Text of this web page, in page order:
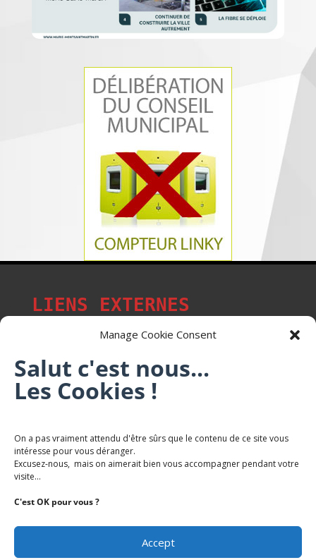
Manage Cookie Consent
Salut c'est nous...
Les Cookies !
On a pas vraiment attendu d'être sûrs que le contenu de ce site vous
intéresse pour vous déranger.
Excusez-nous, mais on aimerait bien vous accompagner pendant votre
visite...
C'est OK pour vous ?
Accept
LIENS EXTERNES
Les p'tits citoyens de Mont-Saint-Martin
Trail Saintmartinois Daniel FEITE
Karaté Mont Saint Martin